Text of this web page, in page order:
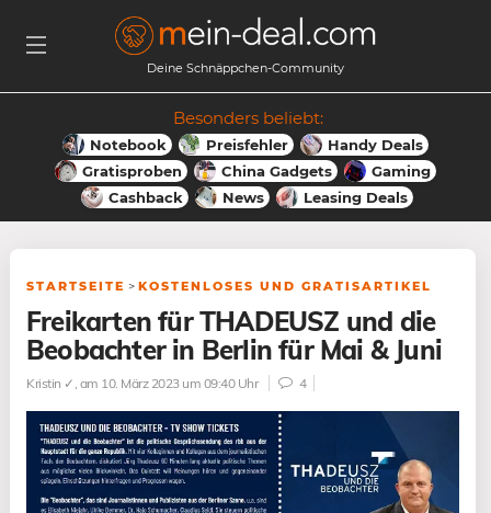
Deine Schnäppchen-Community
Besonders beliebt:
Notebook Preisfehler
Handy Deals
Gratisproben
China Gadgets
Gaming
Cashback
News Leasing Deals
STARTSEITE > KOSTENLOSES UND GRATISARTIKEL
Freikarten für THADEUSZ und die
Beobachter in Berlin für Mai & Juni
Kristin ✓ , am 10. März 2023 um 09:40 Uhr 4